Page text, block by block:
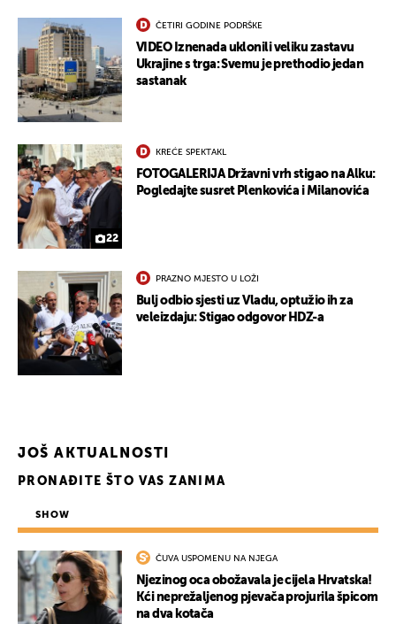
ČETIRI GODINE PODRŠKE
VIDEO Iznenada uklonili veliku zastavu
Ukrajine s trga: Svemu je prethodio jedan
sastanak
22
KREĆE SPEKTAKL
FOTOGALERIJA Državni vrh stigao na Alku:
Pogledajte susret Plenkovića i Milanovića
PRAZNO MJESTO U LOŽI
Bulj odbio sjesti uz Vladu, optužio ih za
veleizdaju: Stigao odgovor HDZ-a
JOŠ AKTUALNOSTI
PRONAĐITE ŠTO VAS ZANIMA
SHOW
ČUVA USPOMENU NA NJEGA
Njezinog oca obožavala je cijela Hrvatska!
Kći neprežaljenog pjevača projurila špicom
na dva kotača